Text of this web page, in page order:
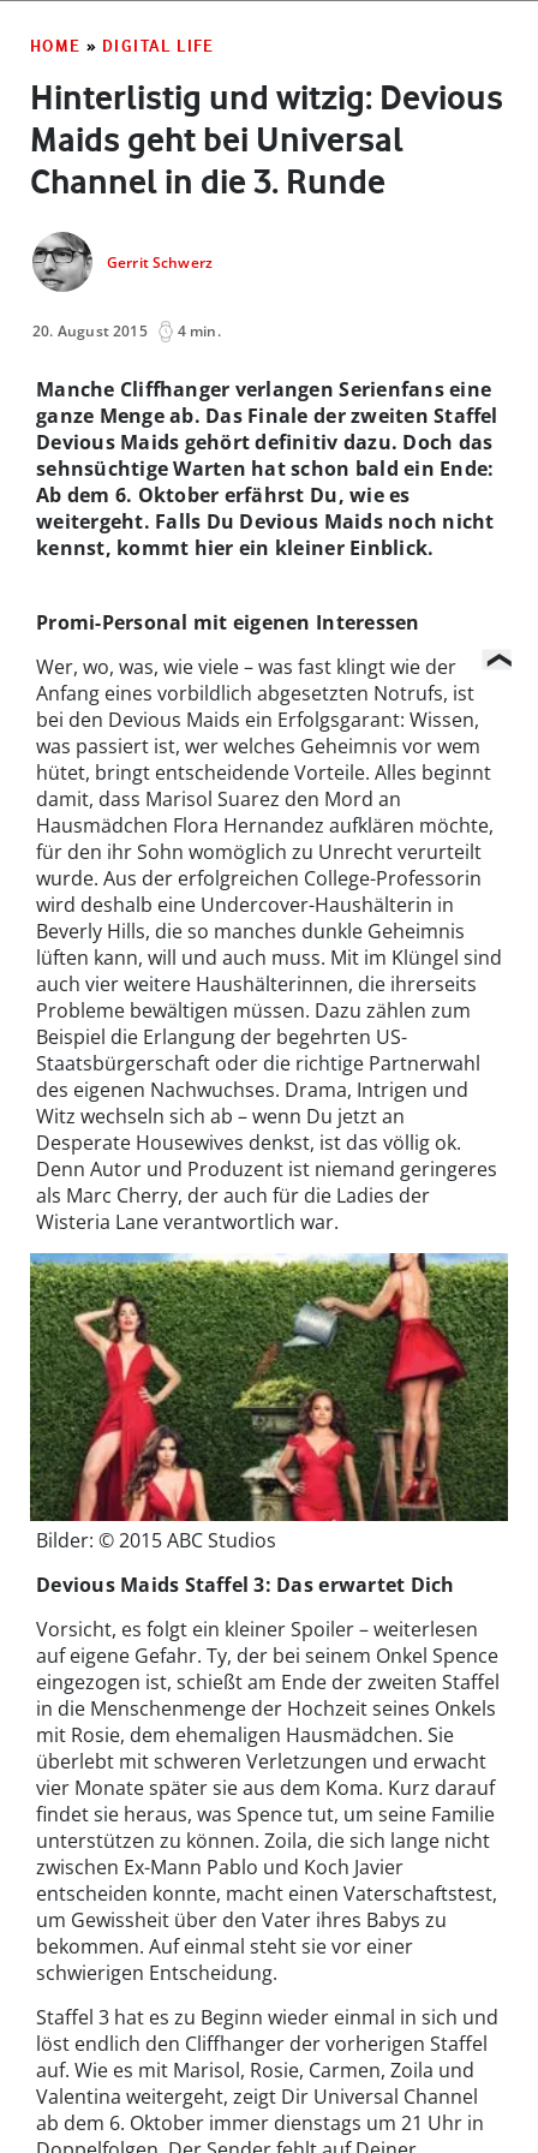
HOME » DIGITAL LIFE
Hinterlistig und witzig: Devious
Maids geht bei Universal
Channel in die 3. Runde
Gerrit Schwerz
20. August 2015 4 min.
Manche Cliffhanger verlangen Serienfans eine
ganze Menge ab. Das Finale der zweiten Staffel
Devious Maids gehört definitiv dazu. Doch das
sehnsüchtige Warten hat schon bald ein Ende:
Ab dem 6. Oktober erfährst Du, wie es
weitergeht. Falls Du Devious Maids noch nicht
kennst, kommt hier ein kleiner Einblick.
Promi-Personal mit eigenen Interessen
Wer, wo, was, wie viele – was fast klingt wie der
Anfang eines vorbildlich abgesetzten Notrufs, ist
bei den Devious Maids ein Erfolgsgarant: Wissen,
was passiert ist, wer welches Geheimnis vor wem
hütet, bringt entscheidende Vorteile. Alles beginnt
damit, dass Marisol Suarez den Mord an
Hausmädchen Flora Hernandez aufklären möchte,
für den ihr Sohn womöglich zu Unrecht verurteilt
wurde. Aus der erfolgreichen College-Professorin
wird deshalb eine Undercover-Haushälterin in
Beverly Hills, die so manches dunkle Geheimnis
lüften kann, will und auch muss. Mit im Klüngel sind
auch vier weitere Haushälterinnen, die ihrerseits
Probleme bewältigen müssen. Dazu zählen zum
Beispiel die Erlangung der begehrten US-
Staatsbürgerschaft oder die richtige Partnerwahl
des eigenen Nachwuchses. Drama, Intrigen und
Witz wechseln sich ab – wenn Du jetzt an
Desperate Housewives denkst, ist das völlig ok.
Denn Autor und Produzent ist niemand geringeres
als Marc Cherry, der auch für die Ladies der
Wisteria Lane verantwortlich war.
Bilder: © 2015 ABC Studios
Devious Maids Staffel 3: Das erwartet Dich
Vorsicht, es folgt ein kleiner Spoiler – weiterlesen
auf eigene Gefahr. Ty, der bei seinem Onkel Spence
eingezogen ist, schießt am Ende der zweiten Staffel
in die Menschenmenge der Hochzeit seines Onkels
mit Rosie, dem ehemaligen Hausmädchen. Sie
überlebt mit schweren Verletzungen und erwacht
vier Monate später sie aus dem Koma. Kurz darauf
findet sie heraus, was Spence tut, um seine Familie
unterstützen zu können. Zoila, die sich lange nicht
zwischen Ex-Mann Pablo und Koch Javier
entscheiden konnte, macht einen Vaterschaftstest,
um Gewissheit über den Vater ihres Babys zu
bekommen. Auf einmal steht sie vor einer
schwierigen Entscheidung.
Staffel 3 hat es zu Beginn wieder einmal in sich und
löst endlich den Cliffhanger der vorherigen Staffel
auf. Wie es mit Marisol, Rosie, Carmen, Zoila und
Valentina weitergeht, zeigt Dir Universal Channel
ab dem 6. Oktober immer dienstags um 21 Uhr in